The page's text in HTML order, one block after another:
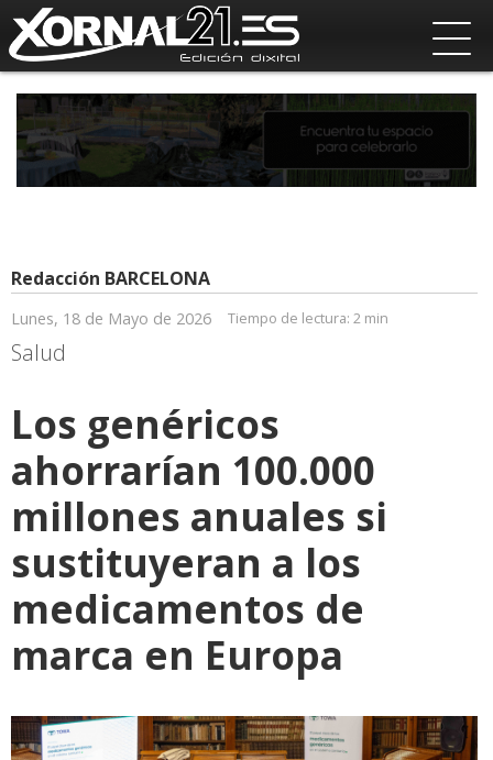
Redacción BARCELONA
Lunes, 18 de Mayo de 2026 Tiempo de lectura: 2 min
Salud
Los genéricos
ahorrarían 100.000
millones anuales si
sustituyeran a los
medicamentos de
marca en Europa